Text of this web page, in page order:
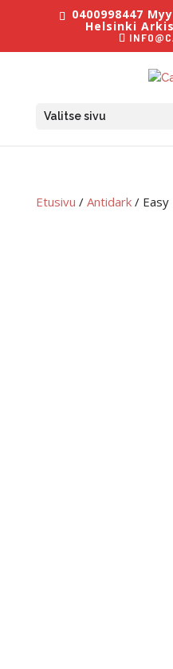
0400998447
Helsinki
Valitse sivu
Etusivu / Antidark/ Easy